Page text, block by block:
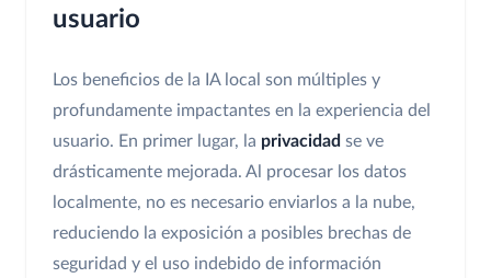
usuario
Los beneficios de la IA local son múltiples y
profundamente impactantes en la experiencia del
usuario. En primer lugar, la privacidad se ve
drásticamente mejorada. Al procesar los datos
localmente, no es necesario enviarlos a la nube,
reduciendo la exposición a posibles brechas de
seguridad y el uso indebido de información